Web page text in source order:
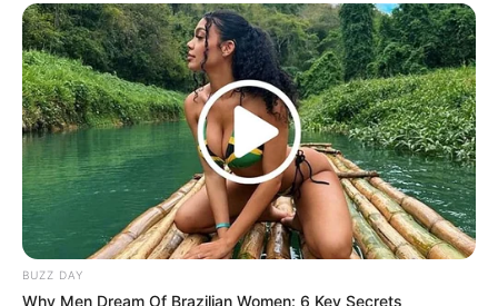
10 Desain Kanopi Tempat
Tidur, Serasa Beristirahat di
Kamar Raja
BUZZ DAY
Why Men Dream Of Brazilian Women: 6 Key Secrets